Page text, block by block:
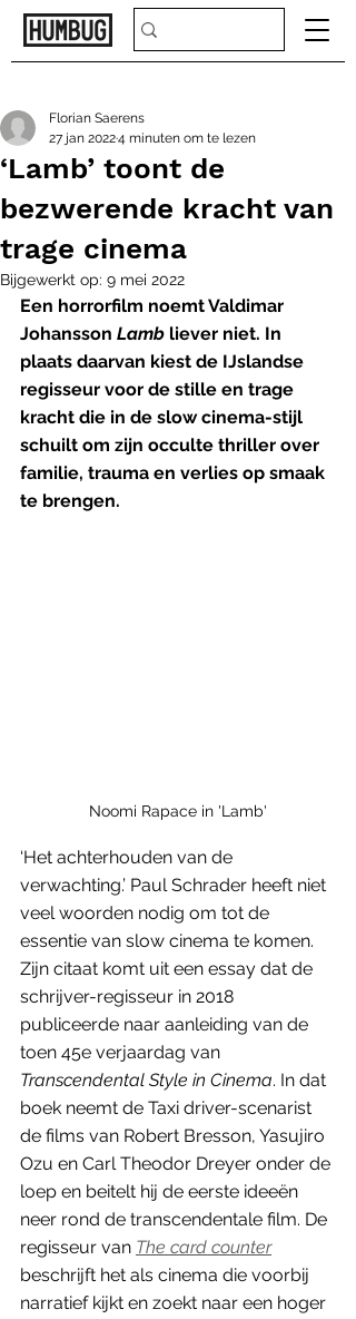
‘Lamb’ toont de
bezwerende kracht van
trage cinema
Florian Saerens
27 jan 20224 minuten om te lezen
Bijgewerkt op: 9 mei 2022
Een horrorfilm noemt Valdimar
Johansson Lamb liever niet. In
plaats daarvan kiest de IJslandse
regisseur voor de stille en trage
kracht die in de slow cinema-stijl
schuilt om zijn occulte thriller over
familie, trauma en verlies op smaak
te brengen.
Noomi Rapace in 'Lamb'
‘Het achterhouden van de
verwachting.’ Paul Schrader heeft niet
veel woorden nodig om tot de
essentie van slow cinema te komen.
Zijn citaat komt uit een essay dat de
schrijver-regisseur in 2018
publiceerde naar aanleiding van de
toen 45e verjaardag van
Transcendental Style in Cinema. In dat
boek neemt de Taxi driver-scenarist
de films van Robert Bresson, Yasujiro
Ozu en Carl Theodor Dreyer onder de
loep en beitelt hij de eerste ideeën
neer rond de transcendentale film. De
regisseur van The card counter
beschrijft het als cinema die voorbij
narratief kijkt en zoekt naar een hoger